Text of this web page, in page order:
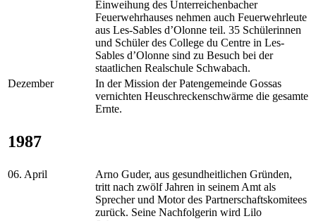
Einweihung des Unterreichenbacher
Feuerwehrhauses nehmen auch Feuerwehrleute
aus Les-Sables d’Olonne teil. 35 Schülerinnen
und Schüler des College du Centre in Les-
Sables d’Olonne sind zu Besuch bei der
staatlichen Realschule Schwabach.
Dezember
In der Mission der Patengemeinde Gossas
vernichten Heuschreckenschwärme die gesamte
Ernte.
1987
06. April
Arno Guder, aus gesundheitlichen Gründen,
tritt nach zwölf Jahren in seinem Amt als
Sprecher und Motor des Partnerschaftskomitees
zurück. Seine Nachfolgerin wird Lilo